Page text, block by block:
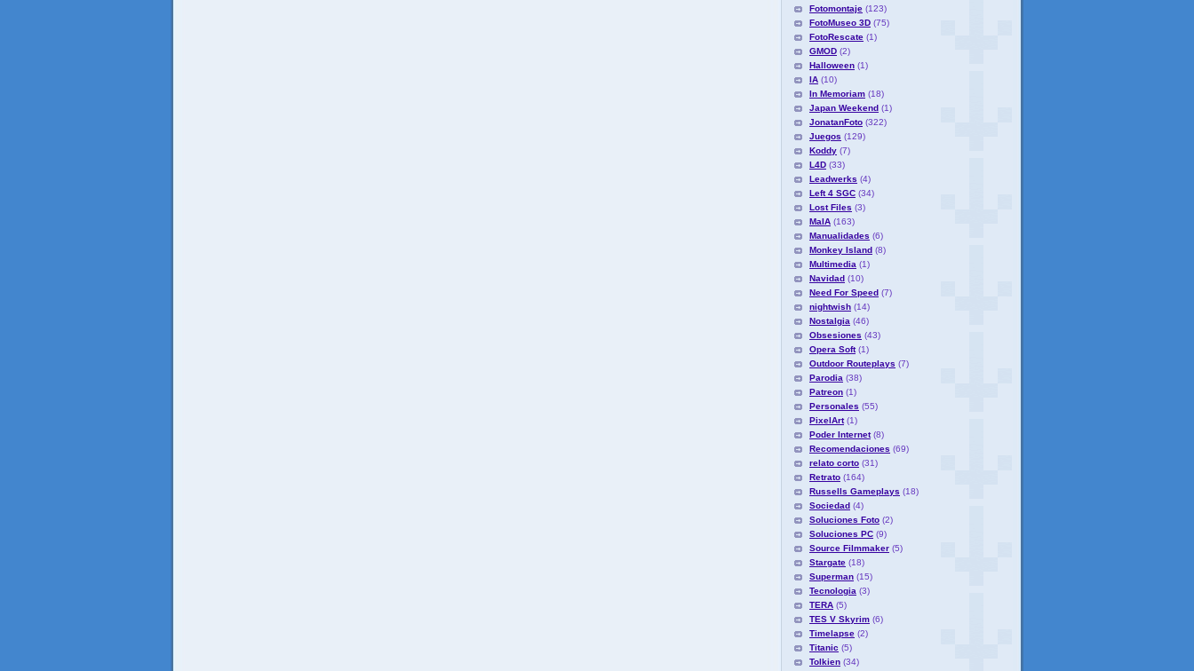
Fotomontaje (123)
FotoMuseo 3D (75)
FotoRescate (1)
GMOD (2)
Halloween (1)
IA (10)
In Memoriam (18)
Japan Weekend (1)
JonatanFoto (322)
Juegos (129)
Koddy (7)
L4D (33)
Leadwerks (4)
Left 4 SGC (34)
Lost Files (3)
MaIA (163)
Manualidades (6)
Monkey Island (8)
Multimedia (1)
Navidad (10)
Need For Speed (7)
nightwish (14)
Nostalgia (46)
Obsesiones (43)
Opera Soft (1)
Outdoor Routeplays (7)
Parodia (38)
Patreon (1)
Personales (55)
PixelArt (1)
Poder Internet (8)
Recomendaciones (69)
relato corto (31)
Retrato (164)
Russells Gameplays (18)
Sociedad (4)
Soluciones Foto (2)
Soluciones PC (9)
Source Filmmaker (5)
Stargate (18)
Superman (15)
Tecnologia (3)
TERA (5)
TES V Skyrim (6)
Timelapse (2)
Titanic (5)
Tolkien (34)